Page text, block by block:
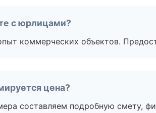
с юрлицами?
коммерческих объектов.
цена?
составляем подробную смету,